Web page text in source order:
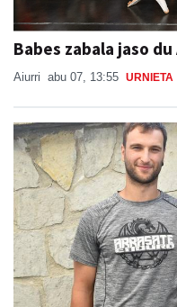
Babes zabala jaso du
Aiurri abu 07, 13:55 URNIETA